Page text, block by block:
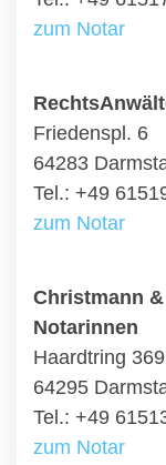
zum Notar
Friedenspl. 6
64283
Tel.: +49
zum Notar
Christmann
Notarinnen
Haardtring 369
64295
Tel.: +49
zum Notar